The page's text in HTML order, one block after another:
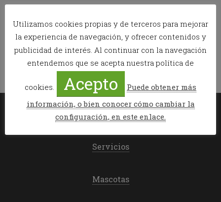
Etiquetado como:chemari carrera,esquí de travesía,llanos del
hospital,maspirineo
Mi reserva
Servicios
Mascotas
Utilizamos cookies propias y de terceros para mejorar
la experiencia de navegación, y ofrecer contenidos y
publicidad de interés. Al continuar con la navegación
entendemos que se acepta nuestra política de
cookies. Acepto
Puede obtener más
información, o bien conocer cómo cambiar la
configuración, en este enlace.